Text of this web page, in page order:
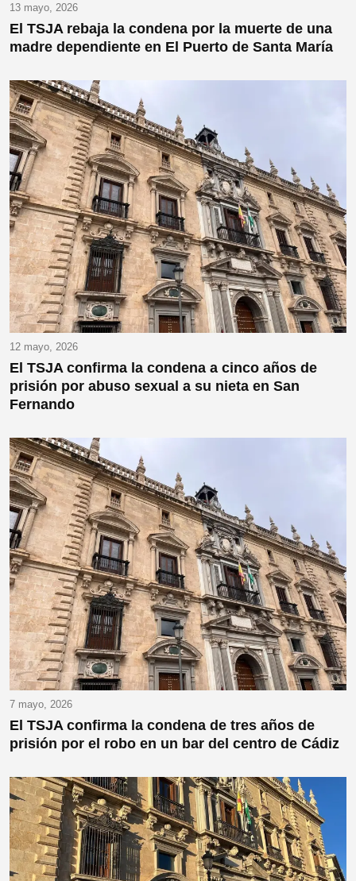
13 mayo, 2026
El TSJA rebaja la condena por la muerte de una
madre dependiente en El Puerto de Santa María
12 mayo, 2026
El TSJA confirma la condena a cinco años de
prisión por abuso sexual a su nieta en San
Fernando
7 mayo, 2026
El TSJA confirma la condena de tres años de
prisión por el robo en un bar del centro de Cádiz